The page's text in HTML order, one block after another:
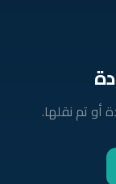
أو تم نقلها.